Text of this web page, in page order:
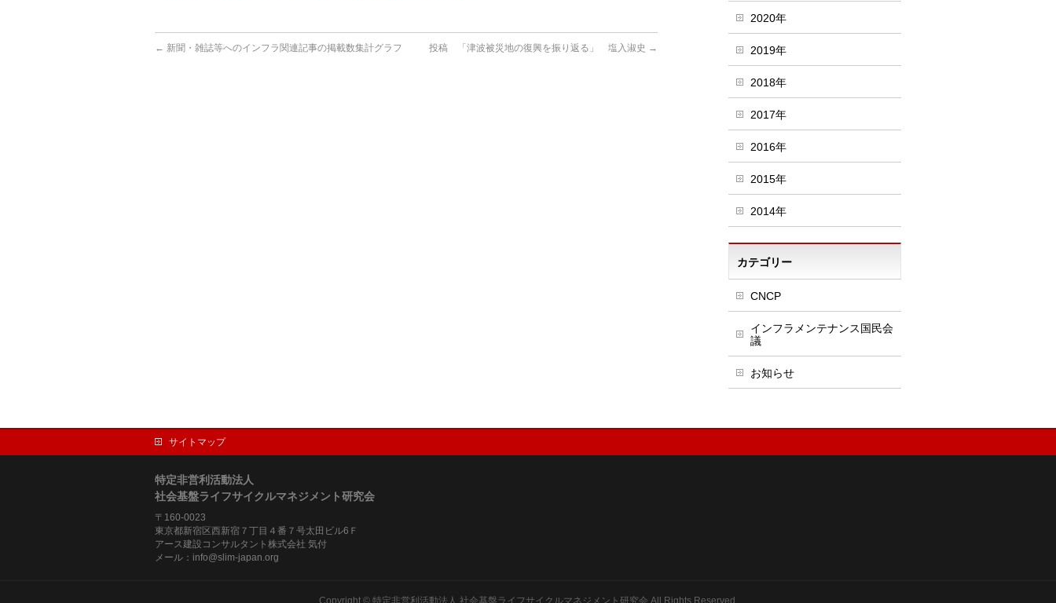
← 新聞・雑誌等へのインフラ関連記事の掲載数集計グラフ 投稿 「津波被災地の復興を振り返る」 塩入淑史 →
2020年
2019年
2018年
2017年
2016年
2015年
2014年
カテゴリー
CNCP
インフラメンテナンス国民会
議
お知らせ
サイトマップ
特定非営利活動法人
社会基盤ライフサイクルマネジメント研究会
〒160-0023
東京都新宿区西新宿７丁目４番７号太田ビル6Ｆ
アース建設コンサルタント株式会社 気付
メール：info@slim-japan.org
Copyright © 特定非営利活動法人 社会基盤ライフサイクルマネジメント研究会 All Rights Reserved.